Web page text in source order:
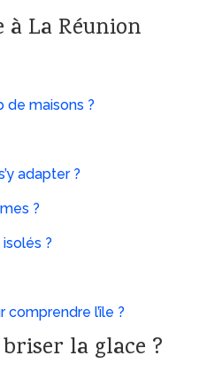
La Réunion
de maisons ?
adapter ?
?
?
l’île ?
la glace ?